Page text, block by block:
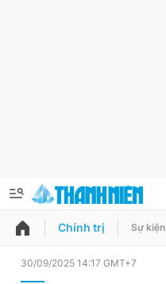
QUẢNG CÁO ĐẶT BÁO
Chính trị Sự kiện
30/09/2025 14:17 GMT+7